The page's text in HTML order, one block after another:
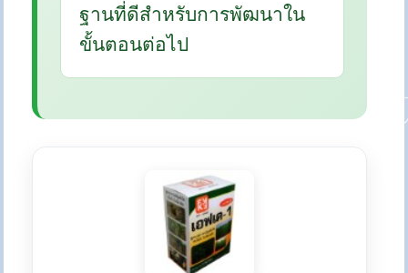
ฐานที่ดีสำหรับการพัฒนาใน
ขั้นตอนต่อไป